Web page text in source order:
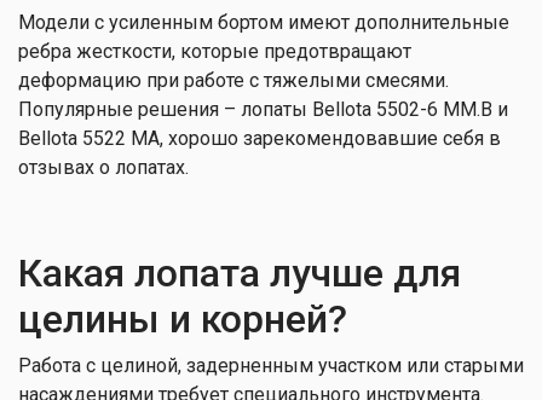
Модели с усиленным бортом имеют дополнительные
ребра жесткости, которые предотвращают
деформацию при работе с тяжелыми смесями.
Популярные решения – лопаты Bellota 5502-6 MM.B и
Bellota 5522 MA, хорошо зарекомендовавшие себя в
отзывах о лопатах.
Какая лопата лучше для
целины и корней?
Работа с целиной, задерненным участком или старыми
насаждениями требует специального инструмента.